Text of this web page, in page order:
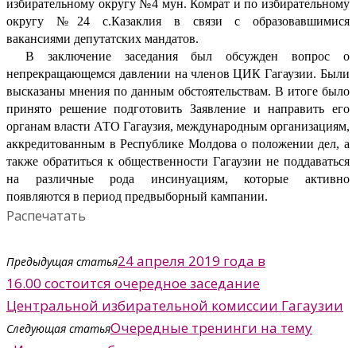
избирательному округу №4 мун. Комрат и по избирательному
округу №24 с.Казаклия в связи с образовавшимися
вакансиями депутатских мандатов.
В заключение заседания был обсужден вопрос о
непрекращающемся давлении на членов ЦИК Гагаузии. Были
высказаны мнения по данным обстоятельствам. В итоге было
принято решение подготовить Заявление и направить его
органам власти АТО Гагаузия, международным организациям,
аккредитованным в Республике Молдова о положении дел, а
также обратиться к общественности Гагаузии не поддаваться
на различные рода инсинуациям, которые активно
появляются в период предвыборный кампании.
Распечатать
Предыдущая статья24 апреля 2019 года в
16.00 состоится очередное заседание
Центральной избирательной комиссии Гагаузии
Следующая статьяОчередные тренинги на тему